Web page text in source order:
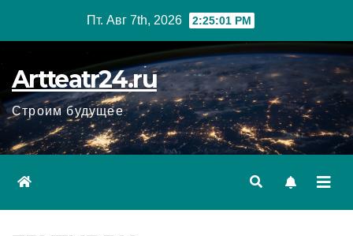
Пт. Авг 7th, 2026 2:25:02 PM
Artteatr24.ru
Строим будущее